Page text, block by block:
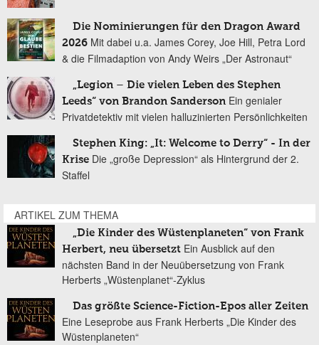
Die Nominierungen für den Dragon Award
2026 Mit dabei u.a. James Corey, Joe Hill, Petra Lord
& die Filmadaption von Andy Weirs „Der Astronaut“
„Legion – Die vielen Leben des Stephen
Leeds“ von Brandon Sanderson Ein genialer
Privatdetektiv mit vielen halluzinierten Persönlichkeiten
Stephen King: „It: Welcome to Derry“ - In der
Krise Die „große Depression“ als Hintergrund der 2.
Staffel
ARTIKEL ZUM THEMA
„Die Kinder des Wüstenplaneten“ von Frank
Herbert, neu übersetzt Ein Ausblick auf den
nächsten Band in der Neuübersetzung von Frank
Herberts „Wüstenplanet“-Zyklus
Das größte Science-Fiction-Epos aller Zeiten
Eine Leseprobe aus Frank Herberts „Die Kinder des
Wüstenplaneten“